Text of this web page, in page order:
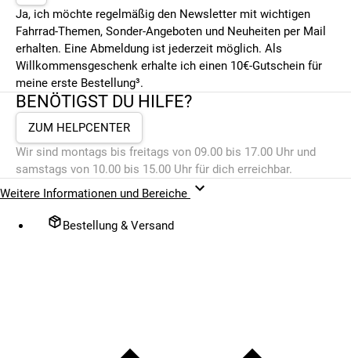
Ja, ich möchte regelmäßig den Newsletter mit wichtigen
Fahrrad-Themen, Sonder-Angeboten und Neuheiten per Mail
erhalten. Eine Abmeldung ist jederzeit möglich. Als
Willkommensgeschenk erhalte ich einen 10€-Gutschein für
meine erste Bestellung³.
BENÖTIGST DU HILFE?
ZUM HELPCENTER
Wir sind montags bis freitags von 09.00 bis 17.00 Uhr und
samstags von 10.00 bis 15.00 Uhr für dich erreichbar.
Weitere Informationen und Bereiche
Bestellung & Versand